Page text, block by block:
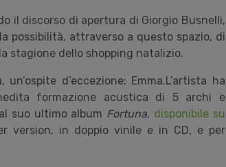
il discorso di apertura di Giorgio Busnelli,
possibilità, attraverso a questo spazio, di
stagione dello shopping natalizio.
d’eccezione: Emma.L’artista ha
formazione acustica di 5 archi e
suo ultimo album Fortuna, disponibile su
version, in doppio vinile e in CD, e per